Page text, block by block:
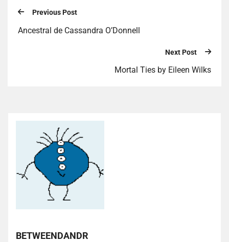
Previous Post
Ancestral de Cassandra O’Donnell
Next Post
Mortal Ties by Eileen Wilks
BETWEENDANDR